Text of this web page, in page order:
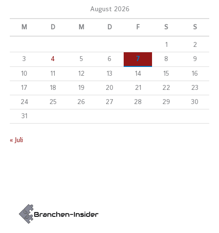
August 2026
M D M D F S S
1
2
3
4 5 6 7 8
9
10
11 12 13 14 15
16
17
18 19 20 21 22
23
24
25 26 27 28 29
30
31
« Juli